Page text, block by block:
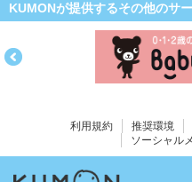
KUMONが提供するその他のサ
利用規約 推奨環境
ソーシャル